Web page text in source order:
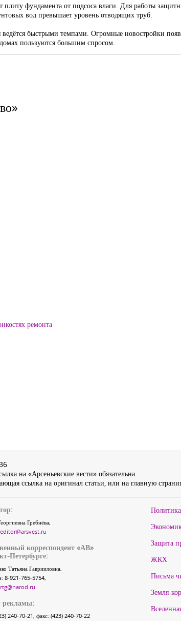
фундамента от подсоса влаги. Для работы
вод превышает уровень отводящих труб.
быстрыми темпами. Огромные новостройки
пользуются большим спросом.
ремонта
на «Арсеньевские вести» обязательна.
ссылка на оригинал статьи, или на главную
Гребнёва,
editor@arsvest.ru
корреспондент «АВ»
Петербурге:
Татьяна Гаврииловна,
8-921-765-5754,
rtg@narod.ru
рекламы:
240-70-21, факс: (423) 240-70-22
Политика
Защита
ЖКХ
Письма
Земля-